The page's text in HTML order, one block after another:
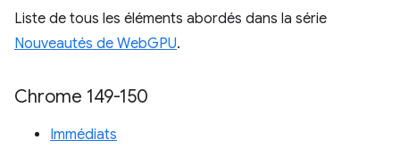
Liste de tous les éléments abordés dans la série
Nouveautés de WebGPU.
Chrome 149-150
Immédiats